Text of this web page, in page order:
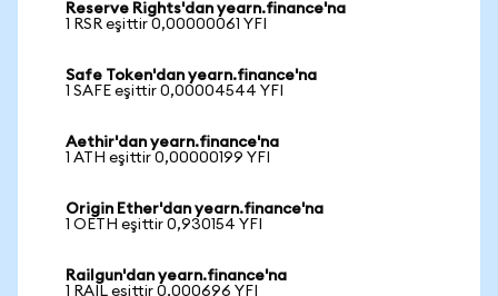
Reserve Rights'dan yearn.finance'na
1 RSR eşittir 0,00000061 YFI
Safe Token'dan yearn.finance'na
1 SAFE eşittir 0,00004544 YFI
Aethir'dan yearn.finance'na
1 ATH eşittir 0,00000199 YFI
Origin Ether'dan yearn.finance'na
1 OETH eşittir 0,930154 YFI
Railgun'dan yearn.finance'na
1 RAIL eşittir 0,000696 YFI